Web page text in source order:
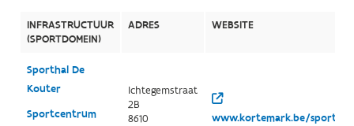
INFRASTRUCTUUR
(SPORTDOMEIN)
ADRES WEBSITE
Sporthal De
Kouter
Sportcentrum
Ichtegemstraat
2B
8610
www.kortemark.be/